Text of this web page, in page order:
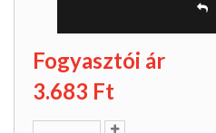
Fogyasztói ár
3.683 Ft